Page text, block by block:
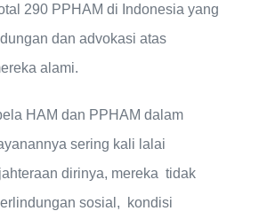
290 PPHAM di Indonesia yang
dan advokasi atas
alami.
HAM dan PPHAM dalam
sering kali lalai
dirinya, mereka tidak
sosial, kondisi